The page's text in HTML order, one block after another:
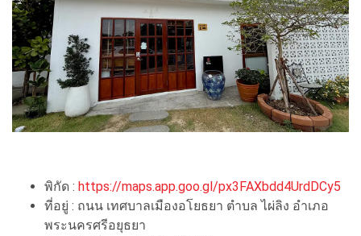
พิกัด : https://maps.app.goo.gl/px3FAXbdd4UrdDCy5
ที่อยู่ : ถนน เทศบาลเมืองอโยธยา ตำบล ไผ่ลิง อำเภอ
พระนครศรีอยุธยา